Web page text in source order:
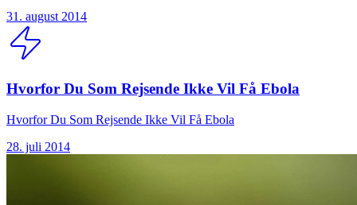
31. august 2014
Hvorfor Du Som Rejsende Ikke Vil Få Ebola
Hvorfor Du Som Rejsende Ikke Vil Få Ebola
28. juli 2014